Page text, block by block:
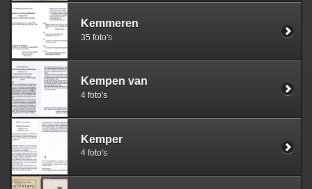
Kemmeren
35 foto's
Kempen van
4 foto's
Kemper
4 foto's